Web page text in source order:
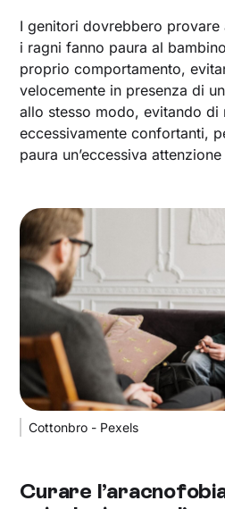
I genitori dovrebbero
i ragni fanno paura al
proprio comportamento,
velocemente in presenza di
allo stesso modo, evitando di
eccessivamente confortanti,
paura un’eccessiva
Cottonbro - Pexels
Curare